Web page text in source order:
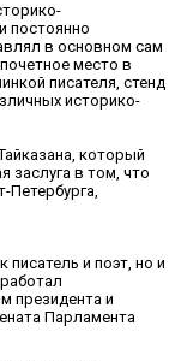
постоянно
в основном сам
место в
писателя, стенд
историко-
который
заслуга в том, что
Петербурга,
и поэт, но и
президента и
Парламента